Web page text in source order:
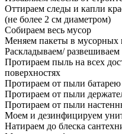
Оттираем следы и капли
(не более 2 см диаметром)
Собираем весь мусор
Меняем пакеты в мусорных
Раскладываем/
Протираем пыль на всех
поверхностях
Протираем от пыли
Протираем от пыли
Протираем от пыли
Моем и дезинфицируем
Натираем до блеска